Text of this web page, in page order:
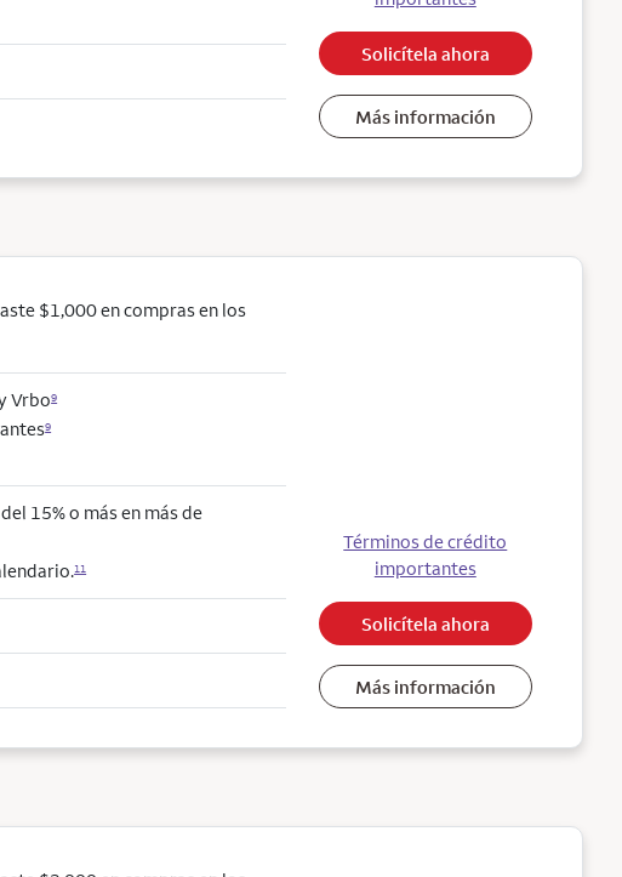
Solicítela ahora
Más información
$1,000 en compras en los
Vrbo9
9
15% o más en más de
11
Términos de crédito
importantes
Solicítela ahora
Más información